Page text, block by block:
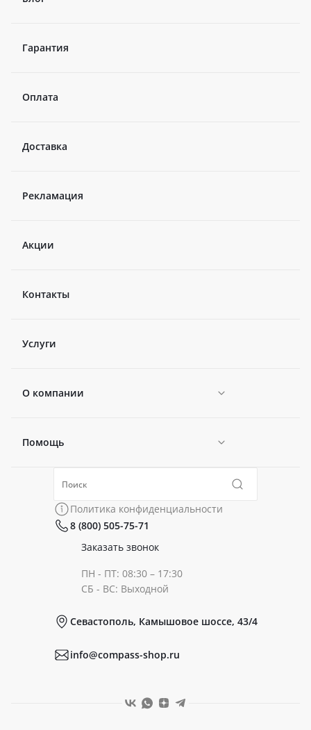
Гарантия
Оплата
Доставка
Рекламация
Акции
Контакты
Услуги
О компании
Новости
Политика конфиденциальности
Помощь
Коллекции
Политика конфиденциальности
8 (800) 505-75-71
Заказать звонок
ПН - ПТ: 08:30 – 17:30
СБ - ВС: Выходной
Севастополь, Камышовое шоссе, 43/4
info@compass-shop.ru